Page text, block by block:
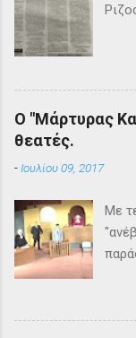
Ο "Μάρτυρας
θεατές.
-Ιουλίου 09, 2017
Με